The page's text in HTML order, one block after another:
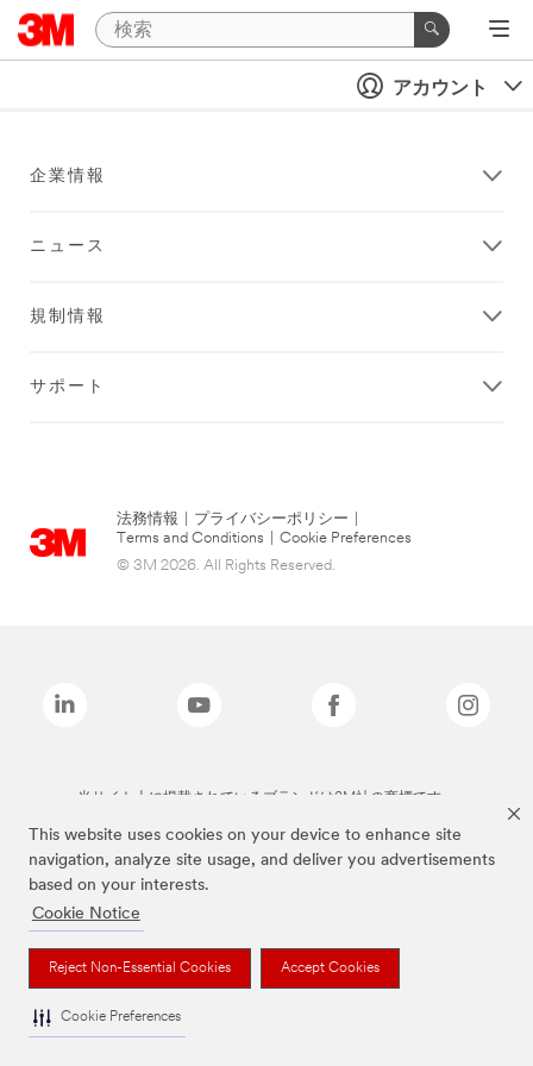
This website uses cookies on your device to enhance site
navigation, analyze site usage, and deliver you advertisements
based on your interests.
Cookie Notice
Reject Non-Essential Cookies Accept Cookies
Cookie Preferences
アカウント
企業情報
ニュース
規制情報
サポート
法務情報 プライバシーポリシー
Terms and Conditions
Cookie Preferences
© 3M 2026. All Rights Reserved.
当サイト上に掲載されているブランドは3M社の商標です。